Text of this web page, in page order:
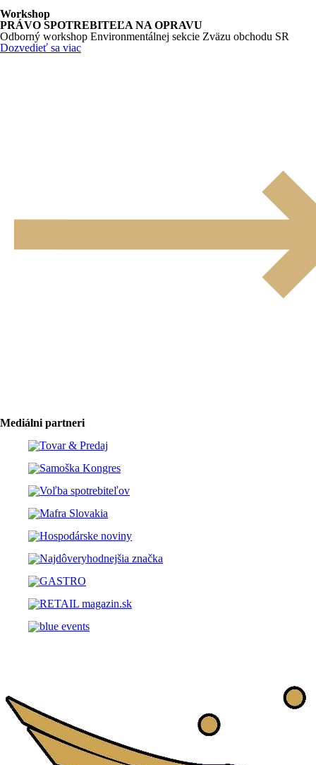
Workshop
PRÁVO SPOTREBITEĽA NA OPRAVU
Odborný workshop Environmentálnej sekcie Zväzu obchodu SR
Dozvedieť sa viac
Mediálni partneri